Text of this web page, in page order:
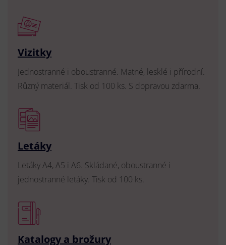
Vizitky
Jednostranné i oboustranné. Matné, lesklé i přírodní.
Různý materiál. Tisk od 100 ks. S dopravou zdarma.
Letáky
Letáky A4, A5 i A6. Skládané, oboustranné i
jednostranné letáky. Tisk od 100 ks.
Katalogy a brožury